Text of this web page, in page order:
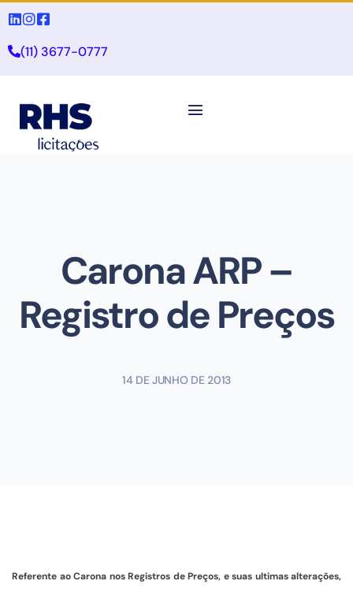
(11) 3677-0777
Carona ARP –
Registro de Preços
14 DE JUNHO DE 2013
Referente ao Carona nos Registros de Preços, e suas ultimas alterações,